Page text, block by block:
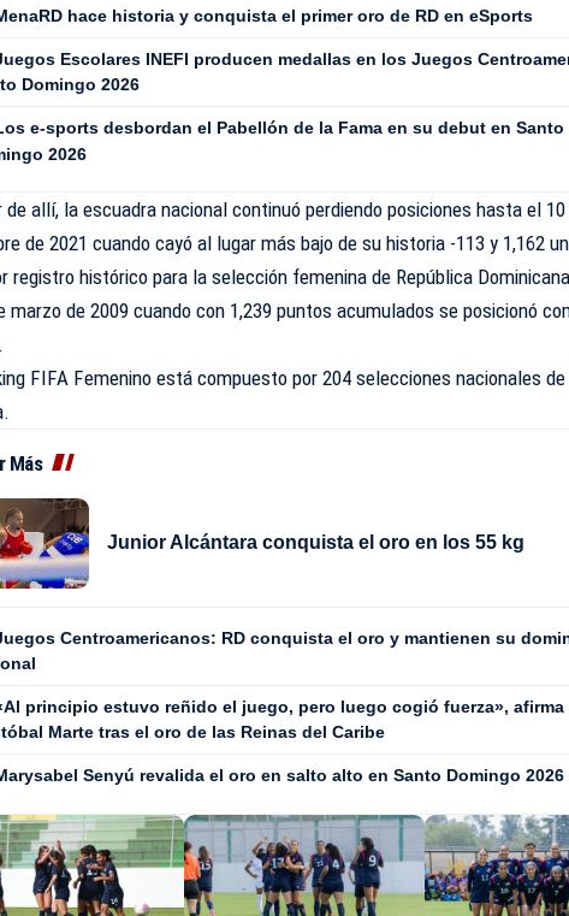
hace historia y conquista el primer oro de RD en eSports
Escolares INEFI producen medallas en los Juegos
Domingo 2026
e-sports desbordan el Pabellón de la Fama en su debut en Santo
2026
de allí, la escuadra nacional continuó perdiendo posiciones hasta el 10
de 2021 cuando cayó al lugar más bajo de su historia -113 y 1,162
registro histórico para la selección femenina de República
marzo de 2009 cuando con 1,239 puntos acumulados se posicionó
FIFA Femenino está compuesto por 204 selecciones nacionales
Más
Junior Alcántara conquista el oro en los 55 kg
Centroamericanos: RD conquista el oro y mantienen su
principio estuvo reñido el juego, pero luego cogió fuerza», afirma
Marte tras el oro de las Reinas del Caribe
Senyú revalida el oro en salto alto en Santo Domingo 2026